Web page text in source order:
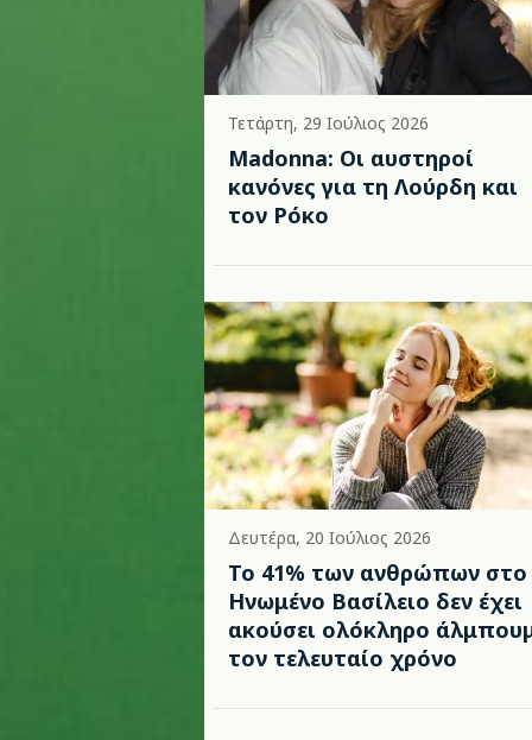
Τετάρτη, 29 Ιούλιος 2026
Madonna: Οι αυστηροί
κανόνες για τη Λούρδη και
τον Ρόκο
Δευτέρα, 20 Ιούλιος 2026
Το 41% των ανθρώπων στο
Ηνωμένο Βασίλειο δεν έχει
ακούσει ολόκληρο
τον τελευταίο χρόνο